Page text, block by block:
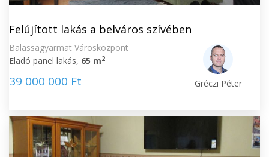
Felújított lakás a belváros szívében
Balassagyarmat Városközpont
Eladó panel lakás, 65 m2
39 000 000 Ft Gréczi Péter